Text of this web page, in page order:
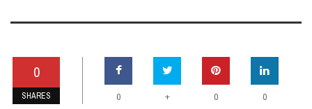
0
SHARES 0 + 0 0